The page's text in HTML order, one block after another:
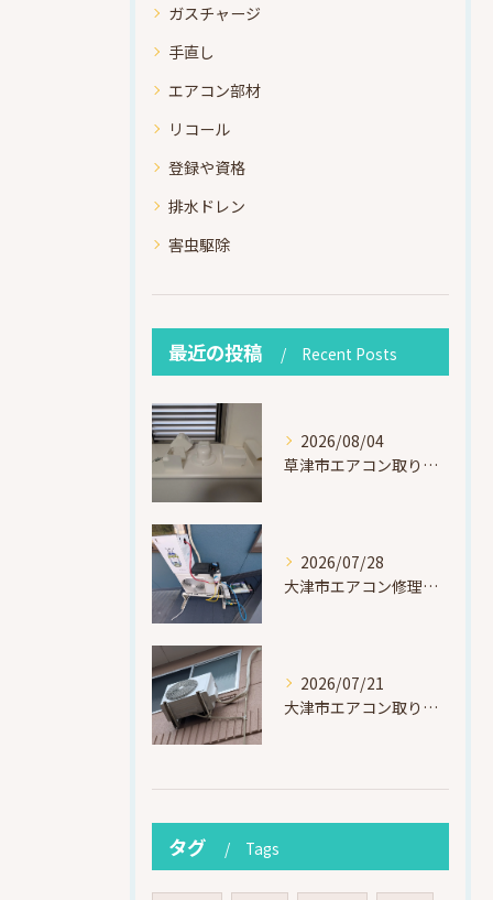
ガスチャージ
手直し
エアコン部材
リコール
登録や資格
排水ドレン
害虫駆除
最近の投稿 Recent Posts
2026/08/04
草津市エアコン取り付け｜お客様取り外し済・化粧カバー再利用（ダイキン S225ATES・アウルコート草津）
2026/07/28
大津市エアコン修理｜冷媒漏れを特定！高所作業で東芝RAS-F221ARTを修理・ガスチャージ
2026/07/21
大津市エアコン取り付け｜他社で断られたマンション3階の壁面アングル高所作業（ハイセンス HA-J22H-W・プレジーオビワコ）
タグ Tags